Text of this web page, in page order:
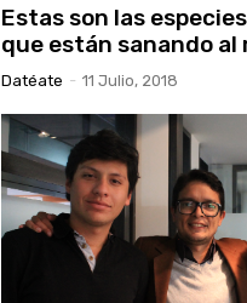
Estas son las
que están sanando al
Datéate - 11 Julio, 2018